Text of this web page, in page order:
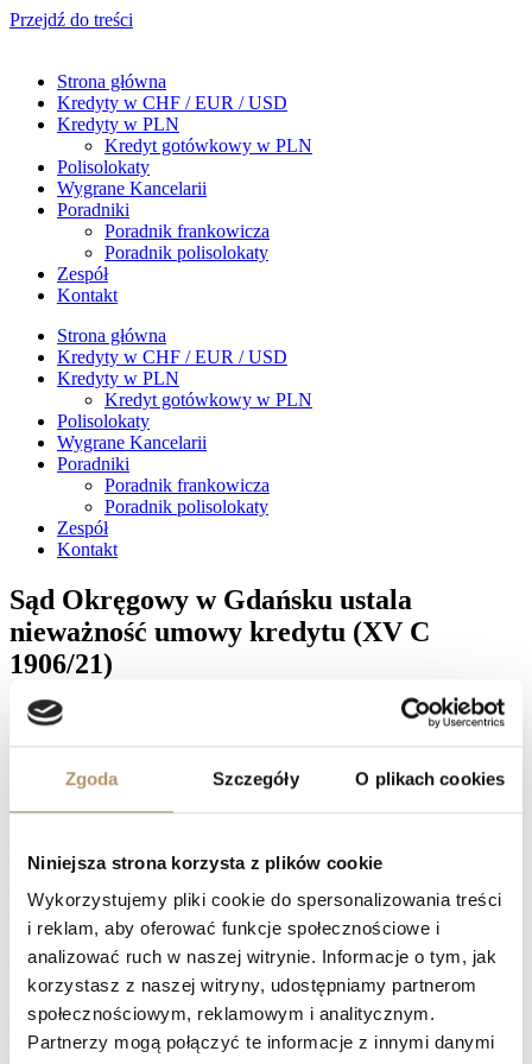
Zgoda Szczegóły O plikach cookies
Niniejsza strona korzysta z plików cookie
Wykorzystujemy pliki cookie do spersonalizowania treści
i reklam, aby oferować funkcje społecznościowe i
analizować ruch w naszej witrynie. Informacje o tym, jak
korzystasz z naszej witryny, udostępniamy partnerom
społecznościowym, reklamowym i analitycznym.
Partnerzy mogą połączyć te informacje z innymi danymi
Przejdź do treści
Strona główna
Kredyty w CHF / EUR / USD
Kredyty w PLN
Kredyt gotówkowy w PLN
Polisolokaty
Wygrane Kancelarii
Poradniki
Poradnik frankowicza
Poradnik polisolokaty
Zespół
Kontakt
Strona główna
Kredyty w CHF / EUR / USD
Kredyty w PLN
Kredyt gotówkowy w PLN
Polisolokaty
Wygrane Kancelarii
Poradniki
Poradnik frankowicza
Poradnik polisolokaty
Zespół
Kontakt
Sąd Okręgowy w Gdańsku ustala
nieważność umowy kredytu (XV C
1906/21)
Zgodnie z treścią wyroku zapadłego w dniu 28 lutego 2025 r. –
Raiffeisen jest nieważna. Sąd Okręgowy w Gdańsku, w osobie
wyliczenie referendarzowi sądowemu. Wyrok nie jest jeszcze
nasze doświadczenie, coraz rzadziej decyduje się na ten krok.
Facebook
Twitter
LinkedIn
PrevUmowa kredytu z PKO BP jest nieważna! (I C 624/22)
Wygrywamy z Bankiem PKO BP w obu instancjach! (I C 631/20,V
ACa 1167/23)Następny